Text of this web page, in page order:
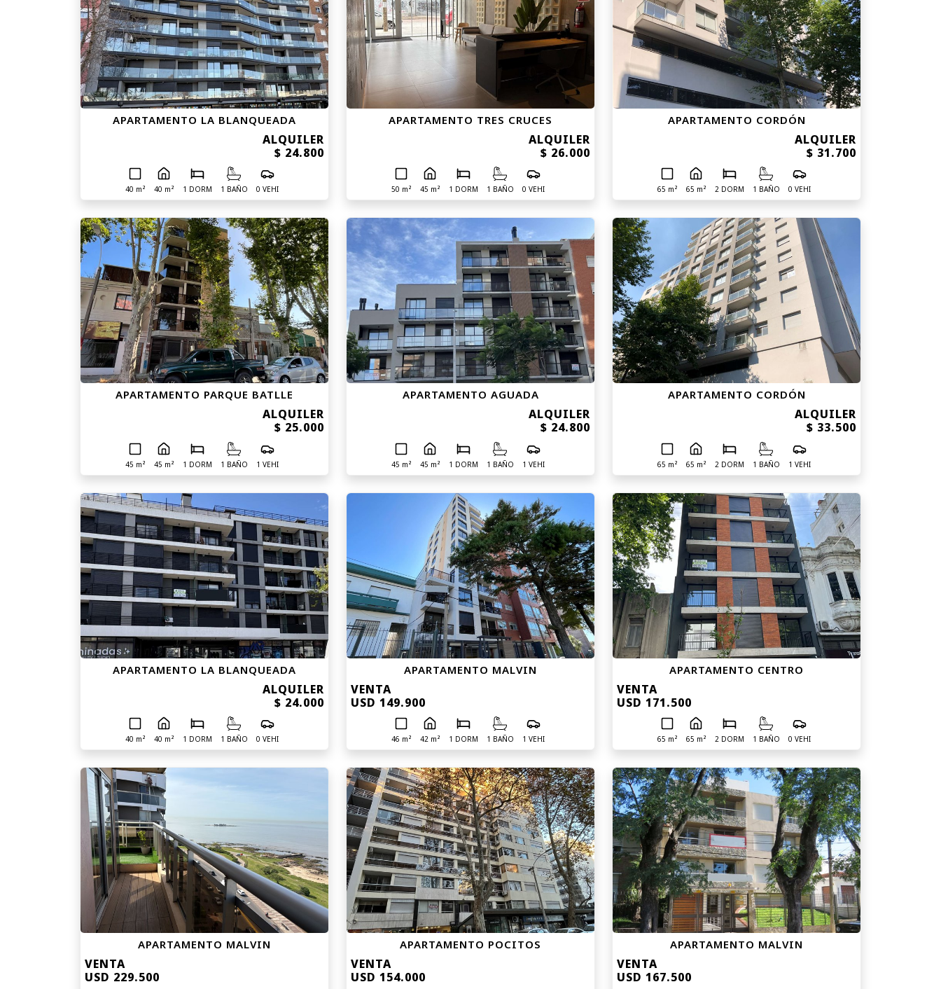
APARTAMENTO LA BLANQUEADA
ALQUILER
$ 24.800
40 m² 40 m² 1 DORM 1 BAÑO 0 VEHI
APARTAMENTO TRES CRUCES
ALQUILER
$ 26.000
50 m² 45 m² 1 DORM 1 BAÑO 0 VEHI
APARTAMENTO CORDÓN
ALQUILER
$ 31.700
65 m² 65 m² 2 DORM 1 BAÑO 0 VEHI
APARTAMENTO PARQUE BATLLE
ALQUILER
$ 25.000
45 m² 45 m² 1 DORM 1 BAÑO 1 VEHI
APARTAMENTO AGUADA
ALQUILER
$ 24.800
45 m² 45 m² 1 DORM 1 BAÑO 1 VEHI
APARTAMENTO CORDÓN
ALQUILER
$ 33.500
65 m² 65 m² 2 DORM 1 BAÑO 1 VEHI
APARTAMENTO LA BLANQUEADA
ALQUILER
$ 24.000
40 m² 40 m² 1 DORM 1 BAÑO 0 VEHI
APARTAMENTO MALVIN
VENTA
USD 149.900
46 m² 42 m² 1 DORM 1 BAÑO 1 VEHI
APARTAMENTO CENTRO
VENTA
USD 171.500
65 m² 65 m² 2 DORM 1 BAÑO 0 VEHI
APARTAMENTO MALVIN
VENTA
USD 229.500
APARTAMENTO POCITOS
VENTA
USD 154.000
APARTAMENTO MALVIN
VENTA
USD 167.500